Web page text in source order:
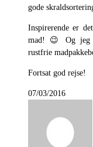
gode
Inspirerende er
mad! 😉 Og jeg
rustfrie
Fortsat god rejse!
07/03/2016